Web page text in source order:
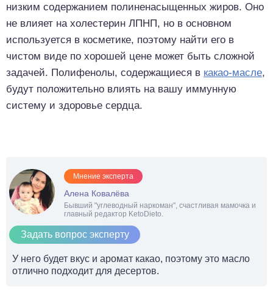
низким содержанием полиненасыщенных жиров. Оно
не влияет на холестерин ЛПНП, но в основном
используется в косметике, поэтому найти его в
чистом виде по хорошей цене может быть сложной
задачей. Полифенолы, содержащиеся в какао-масле,
будут положительно влиять на вашу иммунную
систему и здоровье сердца.
Мнение эксперта
Алена Ковалёва
Бывший "углеводный наркоман", счастливая мамочка и
главный редактор KetoDieto.
Задать вопрос эксперту
У него будет вкус и аромат какао, поэтому это масло
отлично подходит для десертов.